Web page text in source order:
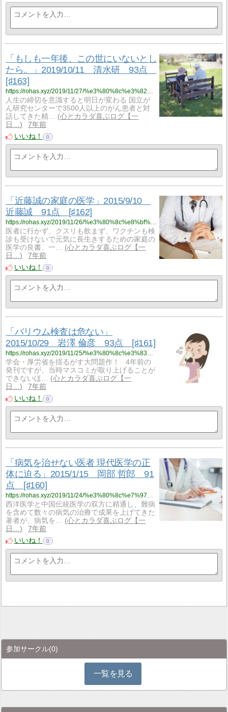
「もしも一年後、この世にいないとし
たら。」2019/10/11 清水研 93点
[♯163]
https://rohas.xyz/2019/11/27/%e3%80%8c%e3%82%82%e3%81%97%e3%82%82%e4%b8%80%e5%b9%b4%e5%be%8c%e3%80%81%e3%81%93%e3%81%ae%e4%b8%96%e3%81%ab%e3%81%84%e3%81%aa%e3%81%84%e3%81%a8%e3%81%97%e3%81%9f%e3%82%89%e3%80%82%e3%80%8d2019-10-11/
人生の締切を意識すると明日が変わる 国立が
ん研究センターで3500人以上のがん患者と対
話してきた精…
心とカラダ喜ぶログ【一
日…
7年前
いいね！
0
「近藤誠の家庭の医学」2015/9/10
近藤誠 91点 [♯162]
https://rohas.xyz/2019/11/26/%e3%80%8c%e8%bf%91%e8%97%a4%e8%aa%a0%e3%81%ae%e5%ae%b6%e5%ba%ad%e3%81%ae%e5%8c%bb%e5%ad%a6%e3%80%8d2015-9-10%e3%80%80%e8%bf%91%e8%97%a4%e8%aa%a0%e3%80%8091%e7%82%b9%e3%80%80%e2%99%af162/
医者に行かず、クスリも飲まず、ワクチンも検
診も受けないで元気に長生きするための家庭の
医学の良書、一…
心とカラダ喜ぶログ【一
日…
7年前
いいね！
0
「バリウム検査は危ない」
2015/10/29 岩澤 倫彦 93点 [♯161]
https://rohas.xyz/2019/11/25/%e3%80%8c%e3%83%90%e3%83%aa%e3%82%a6%e3%83%a0%e6%a4%9c%e6%9f%bb%e3%81%af%e5%8d%b1%e3%81%aa%e3%81%84%e3%80%8d2015-10-29%e3%80%80%e5%b2%a9%e6%be%a4-%e5%80%ab%e5%bd%a6%e3%80%8093%e7%82%b9%e3%80%80/
学会・厚労省を揺るがす大問題作！ 4年前の
発刊ですが、当時マスコミが取り上げることが
できないほ…
心とカラダ喜ぶログ【一
日…
7年前
いいね！
0
「病気を治せない医者 現代医学の正
体に迫る」2015/1/15 岡部 哲郎 91
点 [♯160]
https://rohas.xyz/2019/11/24/%e3%80%8c%e7%97%85%e6%b0%97%e3%82%92%e6%b2%bb%e3%81%9b%e3%81%aa%e3%81%84%e5%8c%bb%e8%80%85-%e7%8f%be%e4%bb%a3%e5%8c%bb%e5%ad%a6%e3%81%ae%e6%ad%a3%e4%bd%93%e3%81%ab%e8%bf%ab%e3%82%8b%e3%80%8d2015-1-15/
西洋医学と中国伝統医学の双方に精通し、難病
を含めて数々の病気の治療で成果を上げてきた
著者が、病気を…
心とカラダ喜ぶログ【一
日…
7年前
いいね！
0
参加サークル(0)
一覧を見る